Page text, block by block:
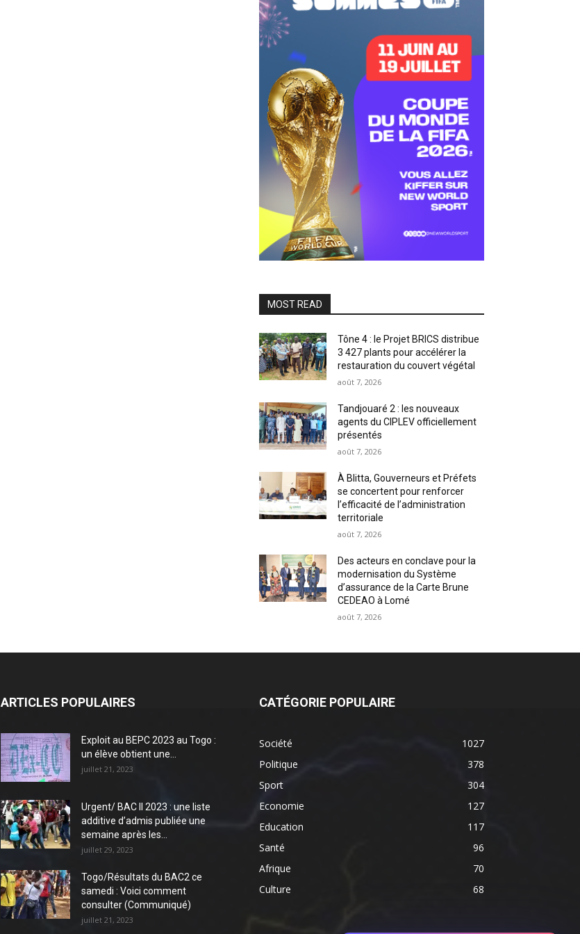
MOST READ
Tône 4 : le Projet BRICS distribue
3 427 plants pour accélérer la
restauration du couvert végétal
août 7, 2026
Tandjouaré 2 : les nouveaux
agents du CIPLEV officiellement
présentés
août 7, 2026
À Blitta, Gouverneurs et Préfets
se concertent pour renforcer
l’efficacité de l’administration
territoriale
août 7, 2026
Des acteurs en conclave pour la
modernisation du Système
d’assurance de la Carte Brune
CEDEAO à Lomé
août 7, 2026
ARTICLES POPULAIRES
Exploit au BEPC 2023 au Togo :
un élève obtient une...
juillet 21, 2023
Urgent/ BAC II 2023 : une liste
additive d’admis publiée une
semaine après les...
juillet 29, 2023
Togo/Résultats du BAC2 ce
samedi : Voici comment
consulter (Communiqué)
juillet 21, 2023
CATÉGORIE POPULAIRE
Société
1027
Politique
378
Sport
304
Economie
127
Education
117
Santé
96
Afrique
70
Culture
68